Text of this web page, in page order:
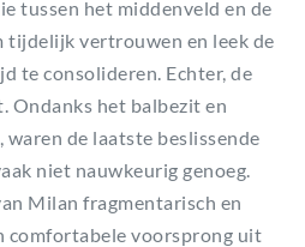
tussen het middenveld en de
tijdelijk vertrouwen en leek de
te consolideren. Echter, de
Ondanks het balbezit en
waren de laatste beslissende
niet nauwkeurig genoeg.
Milan fragmentarisch en
comfortabele voorsprong uit